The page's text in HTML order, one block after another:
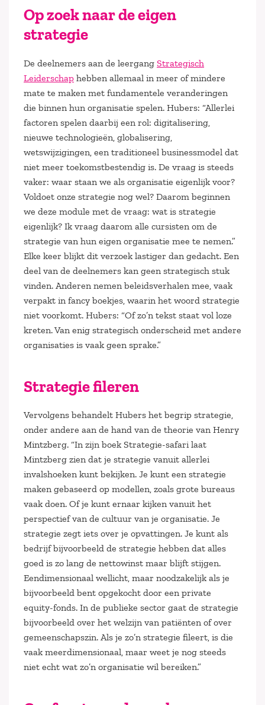
Op zoek naar de eigen
strategie
De deelnemers aan de leergang Strategisch
Leiderschap hebben allemaal in meer of mindere
mate te maken met fundamentele veranderingen
die binnen hun organisatie spelen. Hubers: “Allerlei
factoren spelen daarbij een rol: digitalisering,
nieuwe technologieën, globalisering,
wetswijzigingen, een traditioneel businessmodel dat
niet meer toekomstbestendig is. De vraag is steeds
vaker: waar staan we als organisatie eigenlijk voor?
Voldoet onze strategie nog wel? Daarom beginnen
we deze module met de vraag: wat is strategie
eigenlijk? Ik vraag daarom alle cursisten om de
strategie van hun eigen organisatie mee te nemen.”
Elke keer blijkt dit verzoek lastiger dan gedacht. Een
deel van de deelnemers kan geen strategisch stuk
vinden. Anderen nemen beleidsverhalen mee, vaak
verpakt in fancy boekjes, waarin het woord strategie
niet voorkomt. Hubers: “Of zo’n tekst staat vol loze
kreten. Van enig strategisch onderscheid met andere
organisaties is vaak geen sprake.”
Strategie fileren
Vervolgens behandelt Hubers het begrip strategie,
onder andere aan de hand van de theorie van Henry
Mintzberg. “In zijn boek Strategie-safari laat
Mintzberg zien dat je strategie vanuit allerlei
invalshoeken kunt bekijken. Je kunt een strategie
maken gebaseerd op modellen, zoals grote bureaus
vaak doen. Of je kunt ernaar kijken vanuit het
perspectief van de cultuur van je organisatie. Je
strategie zegt iets over je opvattingen. Je kunt als
bedrijf bijvoorbeeld de strategie hebben dat alles
goed is zo lang de nettowinst maar blijft stijgen.
Eendimensionaal wellicht, maar noodzakelijk als je
bijvoorbeeld bent opgekocht door een private
equity-fonds. In de publieke sector gaat de strategie
bijvoorbeeld over het welzijn van patiënten of over
gemeenschapszin. Als je zo’n strategie fileert, is die
vaak meerdimensionaal, maar weet je nog steeds
niet echt wat zo’n organisatie wil bereiken.”